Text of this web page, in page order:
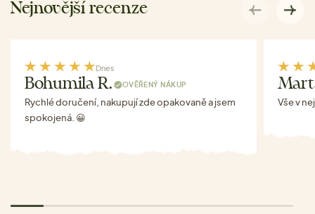
Nejnovější recenze
Dnes
Bohumila R. OVĚŘENÝ NÁKUP
Rychlé doručení, nakupují zde opakovaně a jsem
spokojená. 😀
Vše v